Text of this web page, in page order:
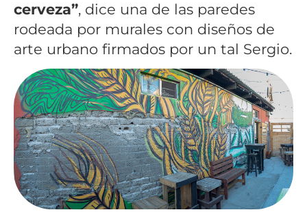
cerveza”, dice una de las paredes
rodeada por murales con diseños de
arte urbano firmados por un tal Sergio.